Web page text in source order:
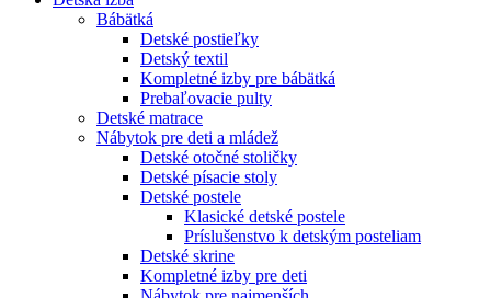
Bábätká
Detské postieľky
Detský textil
Kompletné izby pre bábätká
Prebaľovacie pulty
Detské matrace
Nábytok pre deti a mládež
Detské otočné stoličky
Detské písacie stoly
Detské postele
Klasické detské postele
Príslušenstvo k detským posteliam
Detské skrine
Kompletné izby pre deti